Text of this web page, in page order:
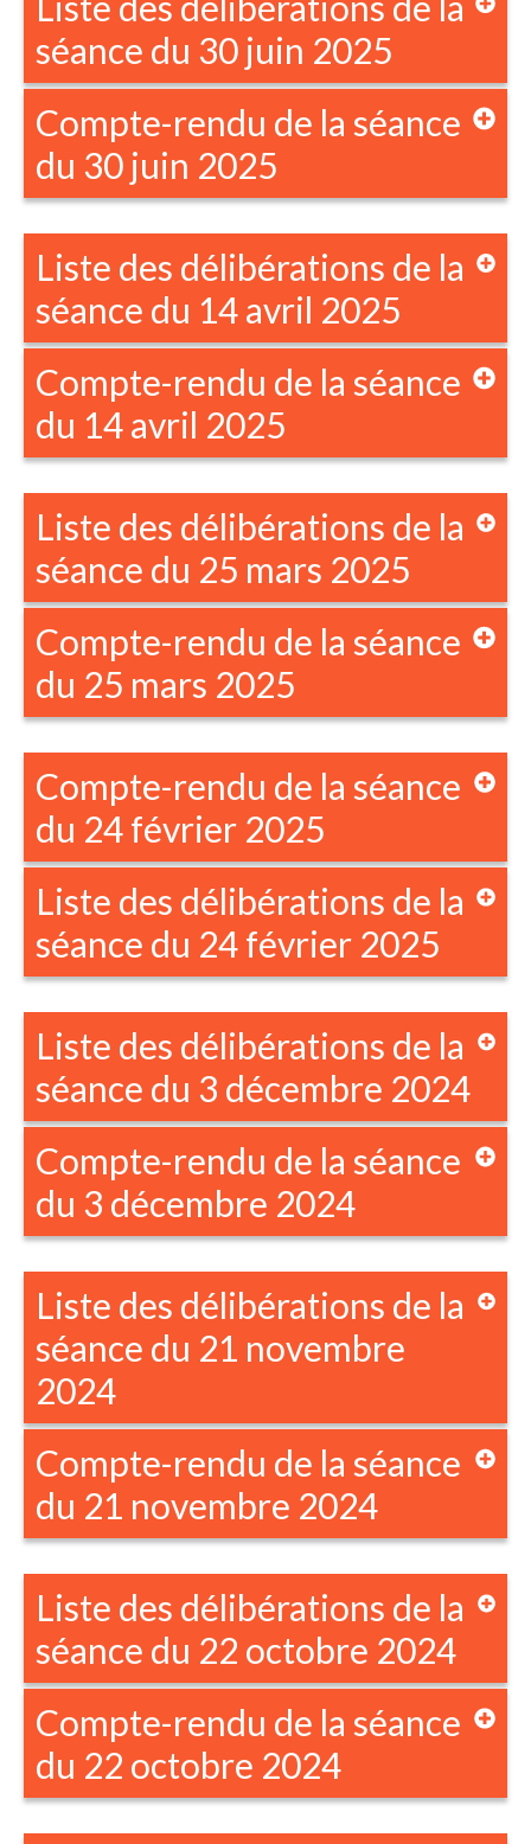
séance du 30 juin 2025
Compte-rendu de la séance
du 30 juin 2025
Liste des délibérations de la
séance du 14 avril 2025
Compte-rendu de la séance
du 14 avril 2025
Liste des délibérations de la
séance du 25 mars 2025
Compte-rendu de la séance
du 25 mars 2025
Compte-rendu de la séance
du 24 février 2025
Liste des délibérations de la
séance du 24 février 2025
Liste des délibérations de la
séance du 3 décembre 2024
Compte-rendu de la séance
du 3 décembre 2024
Liste des délibérations de la
séance du 21 novembre
2024
Compte-rendu de la séance
du 21 novembre 2024
Liste des délibérations de la
séance du 22 octobre 2024
Compte-rendu de la séance
du 22 octobre 2024